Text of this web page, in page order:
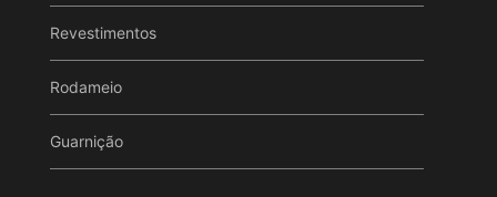
Revestimentos
Rodameio
Guarnição